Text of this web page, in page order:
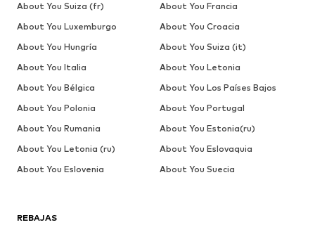
REBAJAS
About You Suiza (fr)
About You Francia
About You Luxemburgo
About You Croacia
About You Hungría
About You Suiza (it)
About You Italia
About You Letonia
About You Bélgica
About You Los Países Bajos
About You Polonia
About You Portugal
About You Rumania
About You Estonia(ru)
About You Letonia (ru)
About You Eslovaquia
About You Eslovenia
About You Suecia